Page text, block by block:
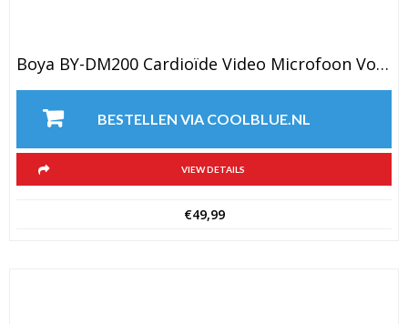
Boya BY-DM200 Cardioïde Video Microfoon Voor IOS
BESTELLEN VIA COOLBLUE.NL
VIEW DETAILS
€49,99